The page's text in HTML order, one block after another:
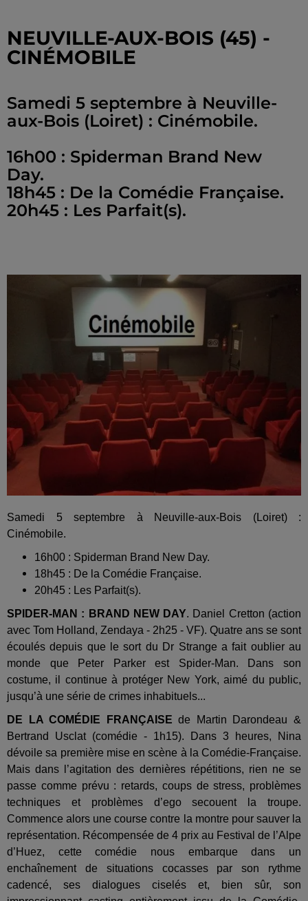
NEUVILLE-AUX-BOIS (45) -
CINÉMOBILE
Samedi 5 septembre à Neuville-
aux-Bois (Loiret) : Cinémobile.
16h00 : Spiderman Brand New
Day.
18h45 : De la Comédie Française.
20h45 : Les Parfait(s).
Samedi 5 septembre à Neuville-aux-Bois (Loiret) :
Cinémobile.
16h00 : Spiderman Brand New Day.
18h45 : De la Comédie Française.
20h45 : Les Parfait(s).
SPIDER-MAN : BRAND NEW DAY. Daniel Cretton (action
avec Tom Holland, Zendaya - 2h25 - VF). Quatre ans se sont
écoulés depuis que le sort du Dr Strange a fait oublier au
monde que Peter Parker est Spider-Man. Dans son
costume, il continue à protéger New York, aimé du public,
jusqu’à une série de crimes inhabituels...
DE LA COMÉDIE FRANÇAISEde Martin Darondeau &
Bertrand Usclat (comédie - 1h15). Dans 3 heures, Nina
dévoile sa première mise en scène à la Comédie-Française.
Mais dans l’agitation des dernières répétitions, rien ne se
passe comme prévu : retards, coups de stress, problèmes
techniques et problèmes d’ego secouent la troupe.
Commence alors une course contre la montre pour sauver la
représentation. Récompensée de 4 prix au Festival de l’Alpe
d’Huez, cette comédie nous embarque dans un
enchaînement de situations cocasses par son rythme
cadencé, ses dialogues ciselés et, bien sûr, son